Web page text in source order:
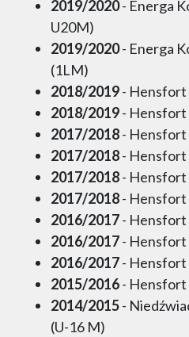
2019/2020- Energa
U20M)
2019/2020- Energa
(1LM)
2018/2019- Hensfort
2018/2019- Hensfort
2017/2018- Hensfort
2017/2018- Hensfort
2017/2018- Hensfort
2017/2018- Hensfort
2016/2017- Hensfort
2016/2017- Hensfort
2016/2017- Hensfort
2015/2016- Hensfort
2014/2015-
(U-16 M)